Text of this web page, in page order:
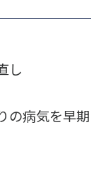
し
の病気を早期